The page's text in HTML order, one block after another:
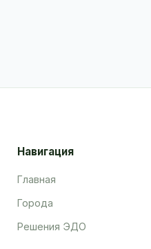
Навигация
Главная
Города
Решения ЭДО